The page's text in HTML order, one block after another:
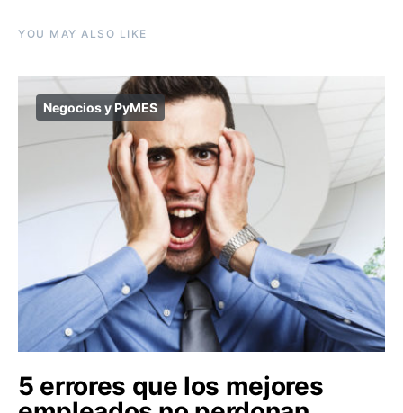
YOU MAY ALSO LIKE
Negocios y PyMES
5 errores que los mejores